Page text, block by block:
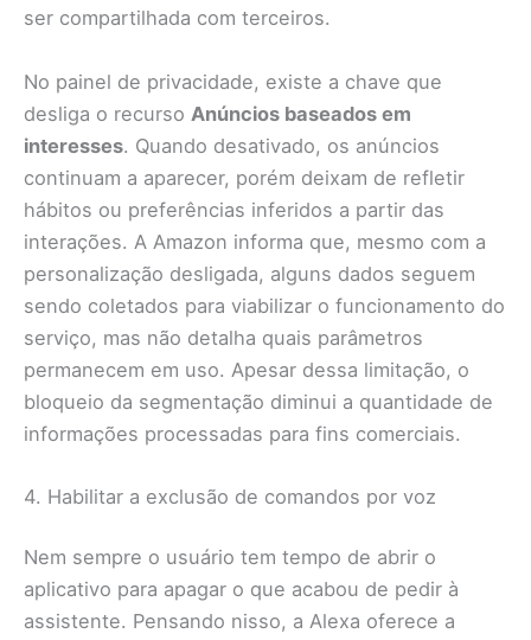
ser compartilhada com terceiros.
No painel de privacidade, existe a chave que
desliga o recurso Anúncios baseados em
interesses. Quando desativado, os anúncios
continuam a aparecer, porém deixam de refletir
hábitos ou preferências inferidos a partir das
interações. A Amazon informa que, mesmo com a
personalização desligada, alguns dados seguem
sendo coletados para viabilizar o funcionamento do
serviço, mas não detalha quais parâmetros
permanecem em uso. Apesar dessa limitação, o
bloqueio da segmentação diminui a quantidade de
informações processadas para fins comerciais.
4. Habilitar a exclusão de comandos por voz
Nem sempre o usuário tem tempo de abrir o
aplicativo para apagar o que acabou de pedir à
assistente. Pensando nisso, a Alexa oferece a